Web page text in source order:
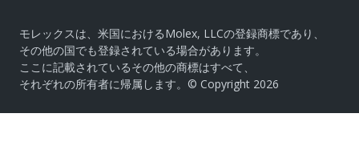
モレックスは、米国におけるMolex, LLCの登録商標であり、
その他の国でも登録されている場合があります。
ここに記載されているその他の商標はすべて、
それぞれの所有者に帰属します。© Copyright 2026